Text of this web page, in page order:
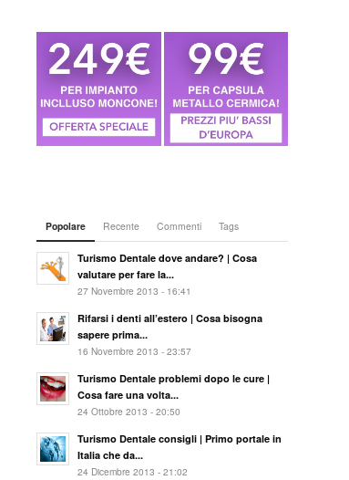
Popolare Recente Commenti Tags
Turismo Dentale dove andare? | Cosa
valutare per fare la...
27 Novembre 2013 - 16:41
Rifarsi i denti all’estero | Cosa bisogna
sapere prima...
16 Novembre 2013 - 23:57
Turismo Dentale problemi dopo le cure |
Cosa fare una volta...
24 Ottobre 2013 - 20:50
Turismo Dentale consigli | Primo portale in
Italia che da...
24 Dicembre 2013 - 21:02